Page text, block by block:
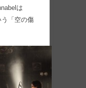
は
う「空の傷